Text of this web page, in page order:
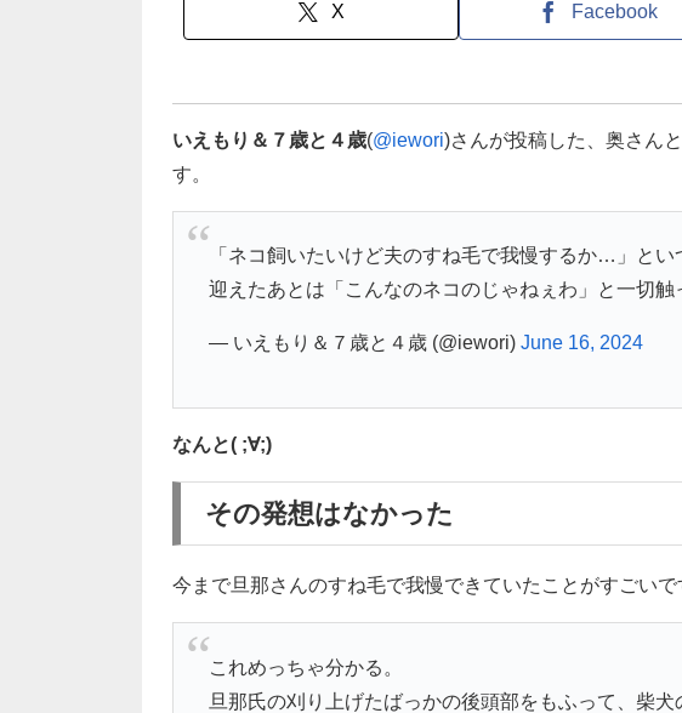
X Facebook
いえもり＆７歳と４歳(@iewori)さんが投稿した、奥さん
す。
「ネコ飼いたいけど夫のすね毛で我慢するか…」と
迎えたあとは「こんなのネコのじゃねぇわ」と一切触
— いえもり＆７歳と４歳 (@iewori) June 16, 2024
なんと( ;∀;)
その発想はなかった
今まで旦那さんのすね毛で我慢できていたことがすごいで
これめっちゃ分かる。
旦那氏の刈り上げたばっかの後頭部をもふって、柴犬